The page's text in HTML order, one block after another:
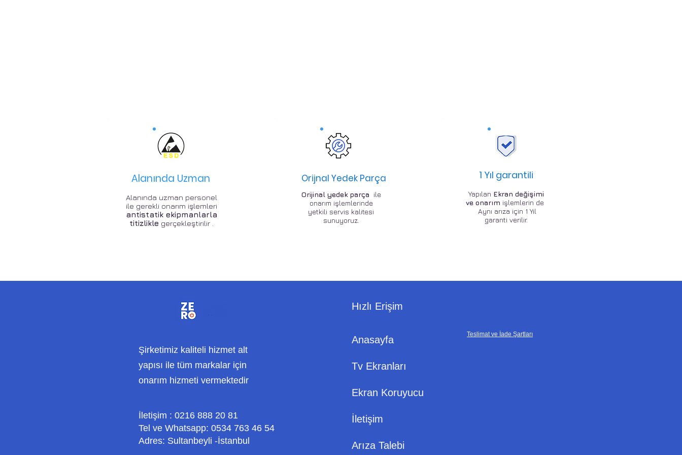
Alanında Uzman
Alanında uzman personel
ile gerekli onarım işlemleri
antistatik ekipmanlarla
titizlikle gerçekleştirilir .
Orijnal Yedek Parça
Orijinal yedek parça ile
onarım işlemlerinde
yetkili servis kalitesi
sunuyoruz.
1 Yıl garantili
Yapılan Ekran değişimi
ve onarım işlemlerin de
Aynı arıza için 1 Yıl
garanti verilir.
Şirketimiz kaliteli hizmet alt
yapısı ile tüm markalar için
onarım hizmeti vermektedir
İletişim : 0216 888 20 81
Tel ve Whatsapp: 0534 763 46 54
Adres: Sultanbeyli -İstanbul
Hızlı Erişim
Anasayfa
Tv Ekranları
Ekran Koruyucu
İletişim
Arıza Talebi
Teslimat ve İade Şartları